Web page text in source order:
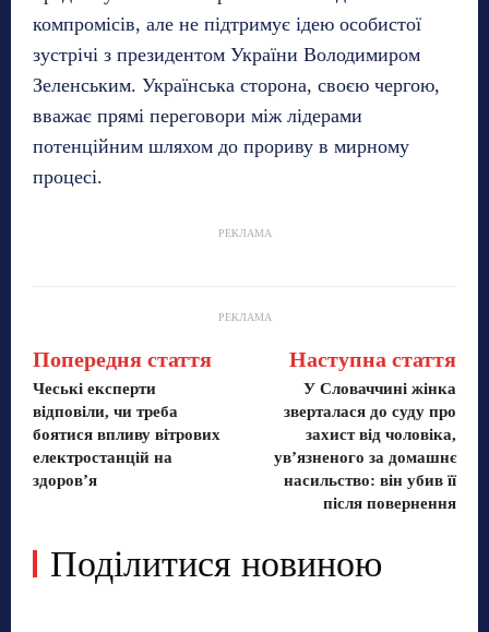
компромісів, але не підтримує ідею особистої
зустрічі з президентом України Володимиром
Зеленським. Українська сторона, своєю чергою,
вважає прямі переговори між лідерами
потенційним шляхом до прориву в мирному
процесі.
РЕКЛАМА
РЕКЛАМА
Попередня стаття
Чеські експерти
відповіли, чи треба
боятися впливу вітрових
електростанцій на
здоров’я
Наступна стаття
У Словаччині жінка
зверталася до суду про
захист від чоловіка,
ув’язненого за домашнє
насильство: він убив її
після повернення
Поділитися новиною